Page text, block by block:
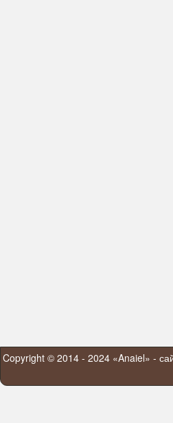
Copyright © 2014 - 2024 «Anaiel» -